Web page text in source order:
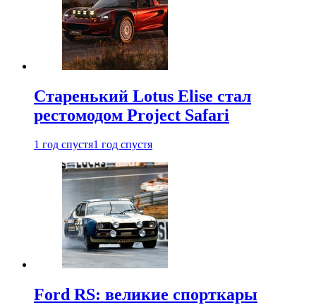
Старенький Lotus Elise стал
рестомодом Project Safari
1 год спустя1 год спустя
Ford RS: великие спорткары